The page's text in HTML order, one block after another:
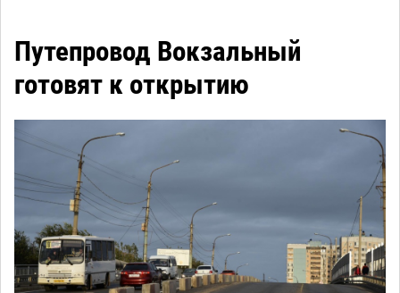
Путепровод Вокзальный
готовят к открытию